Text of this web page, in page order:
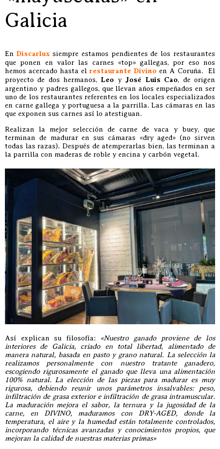
Galicia
En Discarlux siempre estamos pendientes de los restaurantes
que ponen en valor las carnes «top» gallegas, por eso nos
hemos acercado hasta el restaurante Divino en A Coruña. El
proyecto de dos hermanos, Leo y José Luis Cao, de origen
argentino y padres gallegos, que llevan años empeñados en ser
uno de los restaurantes referentes en los locales especializados
en carne gallega y portuguesa a la parrilla. Las cámaras en las
que exponen sus carnes así lo atestiguan.
Realizan la mejor selección de carne de vaca y buey, que
terminan de madurar en sus cámaras «dry aged» (no sirven
todas las razas). Después de atemperarlas bien, las terminan a
la parrilla con maderas de roble y encina y carbón vegetal.
Así explican su filosofía:
«Nuestro ganado proviene de los
interiores de Galicia, criado en total libertad, alimentado de
manera natural, basada en pasto y grano natural. La selección la
realizamos personalmente con nuestro tratante ganadero,
escogiendo rigurosamente el ganado que lleva una alimentación
100% natural. La elección de las piezas para madurar es muy
rigurosa, debiendo reunir unos parámetros insalvables: peso,
infiltración de grasa exterior e infiltración de grasa intramuscular.
La maduración mejora el sabor, la ternura y la jugosidad de la
carne, en DIVINO, maduramos con DRY-AGED, donde la
temperatura, el aire y la humedad están totalmente controlados,
incorporando técnicas avanzadas y conocimientos propios, que
mejoran la calidad de nuestras materias primas»